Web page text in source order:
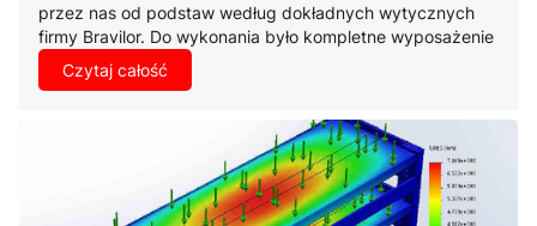
przez nas od podstaw według dokładnych wytycznych
firmy Bravilor. Do wykonania było kompletne wyposażenie
serwisu w meble warsztatowe wraz z dodatkowym
osprzętem elektrycznym.
Czytaj całość